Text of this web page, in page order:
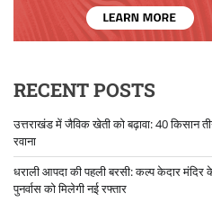
RECENT POSTS
उत्तराखंड में जैविक खेती को बढ़ावा: 40 किसान
रवाना
धराली आपदा की पहली बरसी: कल्प केदार मंदिर के
पुनर्वास को मिलेगी नई रफ्तार